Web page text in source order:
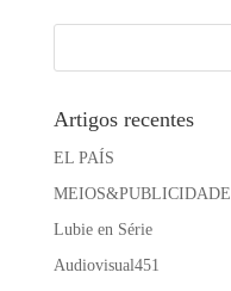
Artigos recentes
EL PAÍS
MEIOS&PUBLICIDADE
Lubie en Série
Audiovisual451